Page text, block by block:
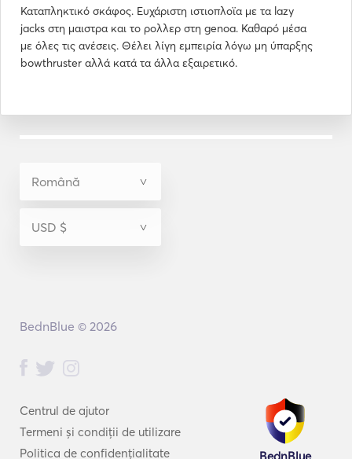
Καταπληκτικό σκάφος. Ευχάριστη ιστιοπλοϊα με τα lazy
jacks στη μαιστρα και το ρολλερ στη genoa. Καθαρό μέσα
με όλες τις ανέσεις. Θέλει λίγη εμπειρία λόγω μη ύπαρξης
bowthruster αλλά κατά τα άλλα εξαιρετικό.
Centrul de ajutor
Termeni și condiții de utilizare
Politica de confidențialitate
BednBlue © 2026